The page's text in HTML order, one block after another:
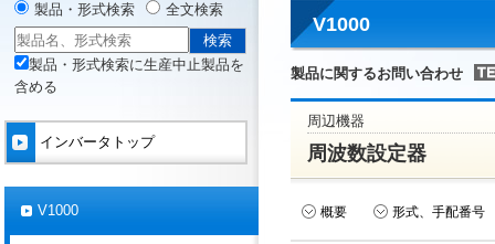
V1000
製品に関するお問い合わせ
周辺機器
周波数設定器
概要 形式、手配番号
製品・形式検索 全文検索
製品・形式検索に生産中止製品を
含める
インバータトップ
V1000